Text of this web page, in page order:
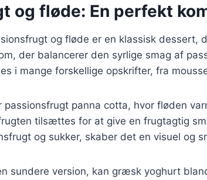
og fløde: En perfekt
og fløde er en klassisk dessert,
der balancerer den syrlige smag af
i mange forskellige opskrifter, fra
panna cotta, hvor fløden
tilsættes for at give en frugtagtig
og sukker, skaber det en visuel og
sundere version, kan græsk yoghurt